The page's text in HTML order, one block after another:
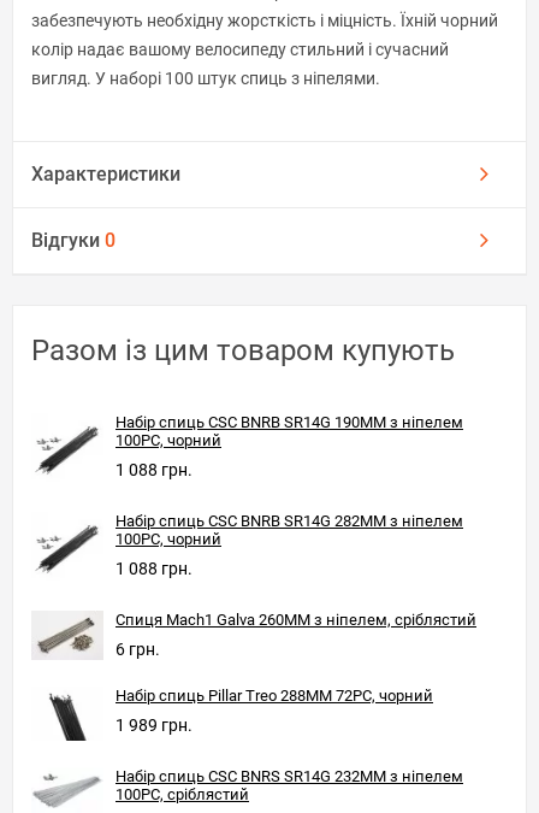
забезпечують необхідну жорсткість і міцність. Їхній чорний
колір надає вашому велосипеду стильний і сучасний
вигляд. У наборі 100 штук спиць з ніпелями.
Характеристики
Відгуки 0
Разом із цим товаром купують
Набір спиць CSC BNRB SR14G 190MM з ніпелем
100PC, чорний
1 088 грн.
Набір спиць CSC BNRB SR14G 282MM з ніпелем
100PC, чорний
1 088 грн.
Спиця Mach1 Galva 260MM з ніпелем, сріблястий
6 грн.
Набір спиць Pillar Treo 288MM 72PC, чорний
1 989 грн.
Набір спиць CSC BNRS SR14G 232MM з ніпелем
100PC, сріблястий